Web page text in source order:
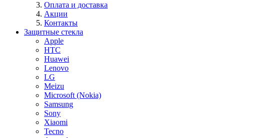
Оплата и доставка
Акции
Контакты
Защитные стекла
Apple
HTC
Huawei
Lenovo
LG
Meizu
Microsoft (Nokia)
Samsung
Sony
Xiaomi
Tecno